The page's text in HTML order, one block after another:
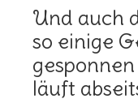
Und auch
so einige
läuft